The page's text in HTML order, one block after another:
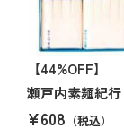
【44%OFF】
瀬戸内素麺紀行
¥608 （税込）